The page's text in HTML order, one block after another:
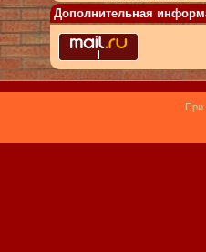
Дополнительная
При